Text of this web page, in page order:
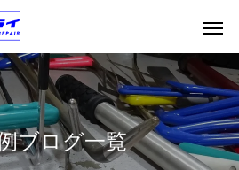
ブログ一覧